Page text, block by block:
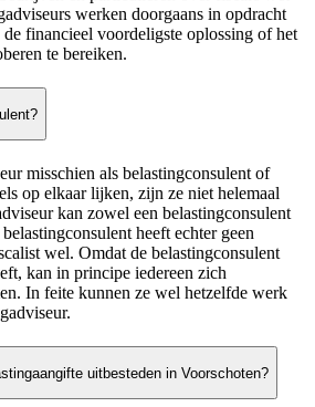
werken doorgaans in opdracht
financieel voordeligste oplossing of het
te bereiken.
misschien als belastingconsulent of
op elkaar lijken, zijn ze niet helemaal
kan zowel een belastingconsulent
heeft echter geen
wel. Omdat de belastingconsulent
kan in principe iedereen zich
In feite kunnen ze wel hetzelfde werk
uitbesteden in Voorschoten?